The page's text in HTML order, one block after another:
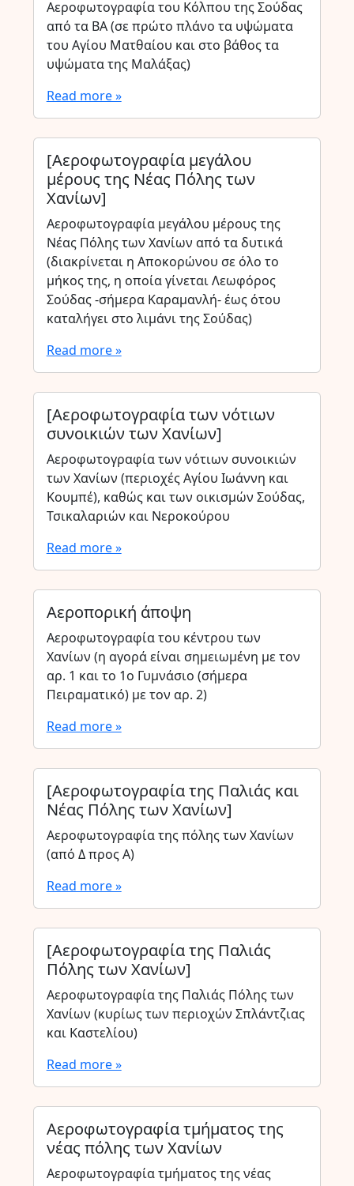
Αεροφωτογραφία του Κόλπου της Σούδας
από τα ΒΑ (σε πρώτο πλάνο τα υψώματα
του Αγίου Ματθαίου και στο βάθος τα
υψώματα της Μαλάξας)
Read more »
[Αεροφωτογραφία μεγάλου
μέρους της Νέας Πόλης των
Χανίων]
Αεροφωτογραφία μεγάλου μέρους της
Νέας Πόλης των Χανίων από τα δυτικά
(διακρίνεται η Αποκορώνου σε όλο το
μήκος της, η οποία γίνεται Λεωφόρος
Σούδας -σήμερα Καραμανλή- έως ότου
καταλήγει στο λιμάνι της Σούδας)
Read more »
[Αεροφωτογραφία των νότιων
συνοικιών των Χανίων]
Αεροφωτογραφία των νότιων συνοικιών
των Χανίων (περιοχές Αγίου Ιωάννη και
Κουμπέ), καθώς και των οικισμών Σούδας,
Τσικαλαριών και Νεροκούρου
Read more »
Αεροπορική άποψη
Αεροφωτογραφία του κέντρου των
Χανίων (η αγορά είναι σημειωμένη με τον
αρ. 1 και το 1ο Γυμνάσιο (σήμερα
Πειραματικό) με τον αρ. 2)
Read more »
[Αεροφωτογραφία της Παλιάς και
Νέας Πόλης των Χανίων]
Αεροφωτογραφία της πόλης των Χανίων
(από Δ προς Α)
Read more »
[Αεροφωτογραφία της Παλιάς
Πόλης των Χανίων]
Αεροφωτογραφία της Παλιάς Πόλης των
Χανίων (κυρίως των περιοχών Σπλάντζιας
και Καστελίου)
Read more »
Αεροφωτογραφία τμήματος της
νέας πόλης των Χανίων
Αεροφωτογραφία τμήματος της νέας